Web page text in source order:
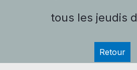
tous les jeudis
Retour